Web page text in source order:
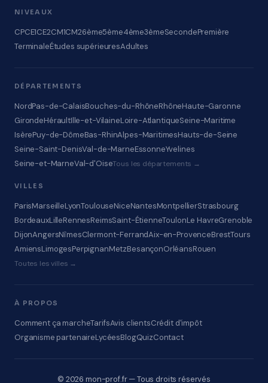
NIVEAUX
CPCE1CE2CM1CM26ème5ème4ème3èmeSecondePremière
TerminaleÉtudes supérieuresAdultes
DÉPARTEMENTS
NordPas-de-CalaisBouches-du-RhôneRhôneHaute-Garonne
GirondeHéraultIlle-et-VilaineLoire-AtlantiqueSeine-Maritime
IsèrePuy-de-DômeBas-RhinAlpes-MaritimesHauts-de-Seine
Seine-Saint-DenisVal-de-MarneEssonneYvelines
Seine-et-MarneVal-d'OiseTous les départements →
VILLES
ParisMarseilleLyonToulouseNiceNantesMontpellierStrasbourg
BordeauxLilleRennesReimsSaint-ÉtienneToulonLe HavreGrenoble
DijonAngersNîmesClermont-FerrandAix-en-ProvenceBrestTours
AmiensLimogesPerpignanMetzBesançonOrléansRouen
Toutes les villes →
À PROPOS
Comment ça marcheTarifsAvis clientsCrédit d'impôt
Organisme partenaireLycéesBlogQuizContact
© 2026 mon-prof.fr — Tous droits réservés